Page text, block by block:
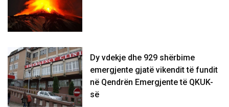
Dy vdekje dhe 929 shërbime
emergjente gjatë vikendit të fundit
në Qendrën Emergjente të QKUK-
së